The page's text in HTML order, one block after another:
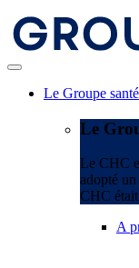
Le Groupe
Le
Le CHC
adopté
CHC
A